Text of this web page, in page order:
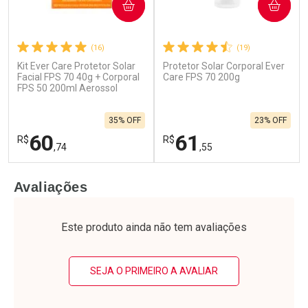
Ativar Desconto
Comprar sem Desconto
Ativar Desconto
(16)
Kit Ever Care Protetor Solar
Facial FPS 70 40g + Corporal
FPS 50 200ml Aerossol
R$60,74
35% OFF
COMPRAR
Laboratório
Por Menos
(19)
Protetor Solar Corporal Ever
Care FPS 70 200g
R$61 ,55
23% OFF
COMPRAR
Laboratório
Por Menos
Avaliações
Este produto ainda não tem avaliações
SEJA O PRIMEIRO A AVALIAR